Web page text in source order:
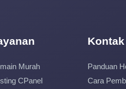
Murah
CPanel
Panduan
Cara